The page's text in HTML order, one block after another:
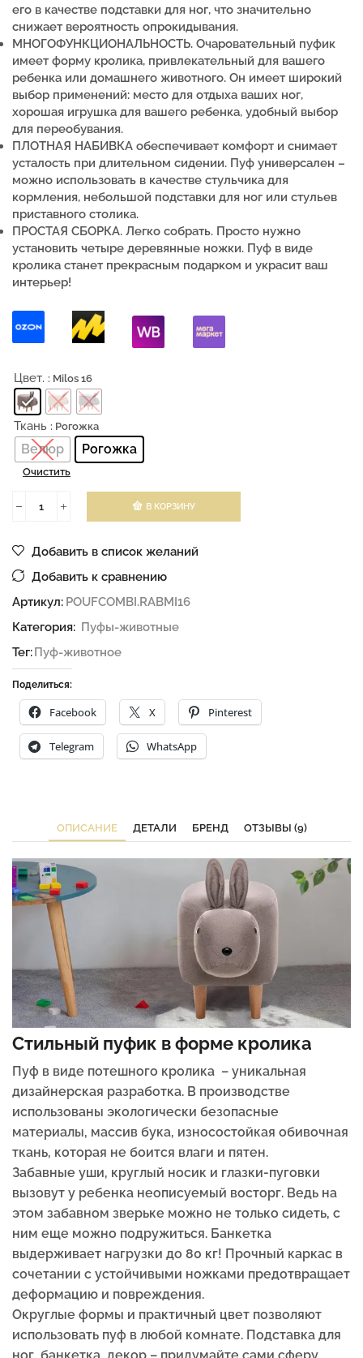
его в качестве подставки для ног, что значительно
снижает вероятность опрокидывания.
МНОГОФУНКЦИОНАЛЬНОСТЬ. Очаровательный пуфик
имеет форму кролика, привлекательный для вашего
ребенка или домашнего животного. Он имеет широкий
выбор применений: место для отдыха ваших ног,
хорошая игрушка для вашего ребенка, удобный выбор
для переобувания.
ПЛОТНАЯ НАБИВКА обеспечивает комфорт и снимает
усталость при длительном сидении. Пуф универсален –
можно использовать в качестве стульчика для
кормления, небольшой подставки для ног или стульев
приставного столика.
ПРОСТАЯ СБОРКА. Легко собрать. Просто нужно
установить четыре деревянные ножки. Пуф в виде
кролика станет прекрасным подарком и украсит ваш
интерьер!
Цвет. : Milos 16
Ткань : Рогожка
Велюр Рогожка
Очистить
В КОРЗИНУ
Добавить в список желаний
Добавить к сравнению
Артикул: POUFCOMBI.RABMI16
Категория: Пуфы-животные
Тег:Пуф-животное
Поделиться:
Facebook X Pinterest
Telegram WhatsApp
ОПИСАНИЕ ДЕТАЛИ БРЕНД ОТЗЫВЫ (9)
Стильный пуфик в форме кролика
Пуф в виде потешного кролика – уникальная
дизайнерская разработка. В производстве
использованы экологически безопасные
материалы, массив бука, износостойкая обивочная
ткань, которая не боится влаги и пятен.
Забавные уши, круглый носик и глазки-пуговки
вызовут у ребенка неописуемый восторг. Ведь на
этом забавном зверьке можно не только сидеть, с
ним еще можно подружиться. Банкетка
выдерживает нагрузки до 80 кг! Прочный каркас в
сочетании с устойчивыми ножками предотвращает
деформацию и повреждения.
Округлые формы и практичный цвет позволяют
использовать пуф в любой комнате. Подставка для
ног, банкетка, декор – придумайте сами сферу